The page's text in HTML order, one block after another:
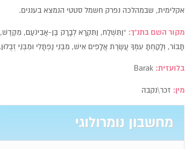
אקלימית, שבמהלכה נפרק חשמל סטטי הנמצא בעננים.
מקור השם בתנ”ך:“וַתִּשְׁלַח, וַתִּקְרָא לְבָרָק בֶּן-אֲבִינֹעַם,
תָּבוֹר, וְלָקַחְתָּ עִמְּךָ עֲשֶׂרֶת אֲלָפִים אִישׁ, מִבְּנֵי נַפְתָּלִי וּמִבְּנֵי
בלועזית: Barak
מין: זכר\נקבה
מחשבון נומרולוגי